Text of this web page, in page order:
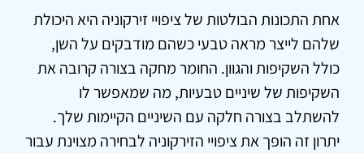
אחת התכונות הבולטות של ציפויי זירקוניה היא היכולת
שלהם לייצר מראה טבעי כשהם מודבקים על השן,
כולל השקיפות והגוון. החומר מחקה בצורה קרובה את
השקיפות של שיניים טבעיות, מה שמאפשר לו
להשתלב בצורה חלקה עם השיניים הקיימות שלך.
יתרון זה הופך את ציפויי הזירקוניה לבחירה מצוינת עבור